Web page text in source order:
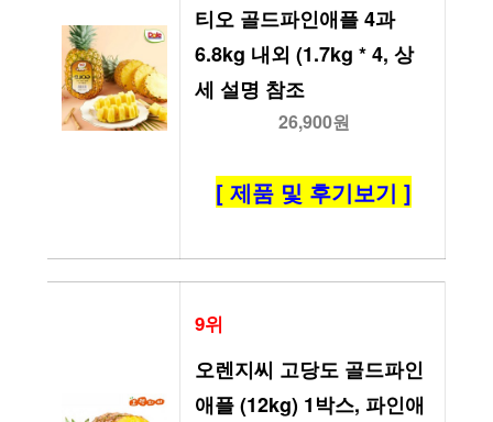
티오 골드파인애플 4과
6.8kg 내외 (1.7kg * 4, 상
세 설명 참조
26,900원
[ 제품 및 후기보기 ]
9위
오렌지씨 고당도 골드파인
애플 (12kg) 1박스, 파인애